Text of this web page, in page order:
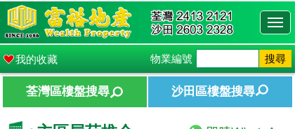
我的收藏 物業編號 搜尋
荃灣區樓盤搜尋 沙田區樓盤搜尋